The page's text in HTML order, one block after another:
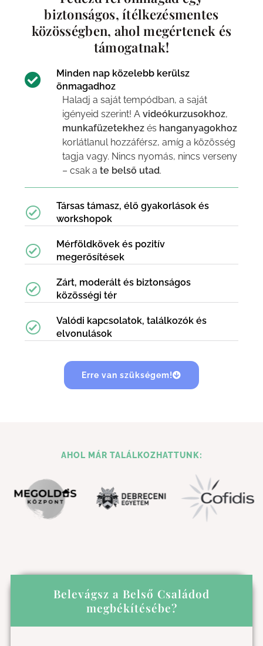
biztonságos, ítélkezésmentes
közösségben, ahol megértenek és
támogatnak!
Minden nap közelebb kerülsz
önmagadhoz
Haladj a saját tempódban, a saját
igényeid szerint! A videókurzusokhoz,
munkafüzetekhez és hanganyagokhoz
korlátlanul hozzáférsz, amíg a közösség
tagja vagy. Nincs nyomás, nincs verseny
– csak a te belső utad.
Társas támasz, élő gyakorlások és
workshopok
Mérföldkövek és pozitív
megerősítések
Zárt, moderált és biztonságos
közösségi tér
Valódi kapcsolatok, találkozók és
elvonulások
Erre van szükségem!
AHOL MÁR TALÁLKOZHATTUNK:
Belevágsz a Belső Családod
megbékítésébe?​